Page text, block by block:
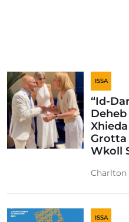
ISSA
“Id-
Grotta
Wkoll
Charlton
ISSA